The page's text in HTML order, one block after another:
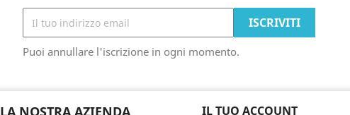
Puoi annullare l'iscrizione in ogni momento.
LA NOSTRA AZIENDA IL TUO ACCOUNT